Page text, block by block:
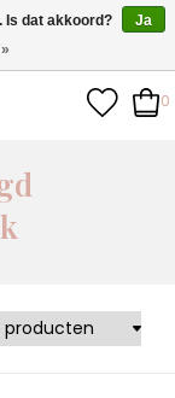
>€100,- •
0
Is dat akkoord?
Ja